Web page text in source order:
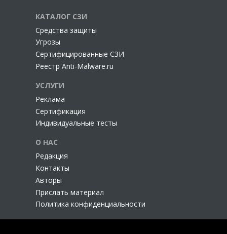
КАТАЛОГ СЗИ
Cредства защиты
Угрозы
Сертифицированные СЗИ
Реестр Anti-Malware.ru
УСЛУГИ
Реклама
Сертификация
Индивидуальные тесты
О НАС
Редакция
Контакты
Авторы
Прислать материал
Политика конфиденциальности